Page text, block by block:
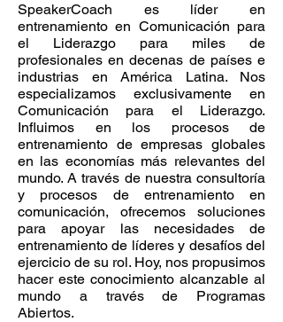
SpeakerCoach es líder en
entrenamiento en Comunicación para
el Liderazgo para miles de
profesionales en decenas de países e
industrias en América Latina. Nos
especializamos exclusivamente en
Comunicación para el Liderazgo.
Influimos en los procesos de
entrenamiento de empresas globales
en las economías más relevantes del
mundo. A través de nuestra consultoría
y procesos de entrenamiento en
comunicación, ofrecemos soluciones
para apoyar las necesidades de
entrenamiento de líderes y desafíos del
ejercicio de su rol. Hoy, nos propusimos
hacer este conocimiento alcanzable al
mundo a través de Programas
Abiertos.